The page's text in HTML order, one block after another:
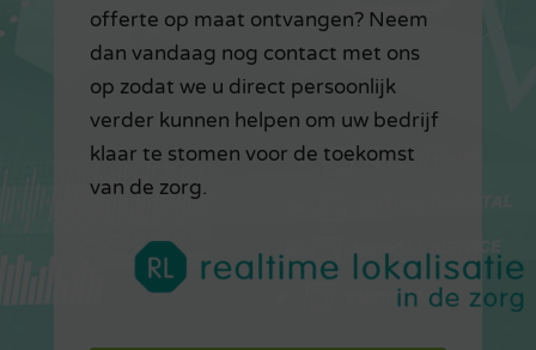
offerte op maat ontvangen? Neem
dan vandaag nog contact met ons
op zodat we u direct persoonlijk
verder kunnen helpen om uw bedrijf
klaar te stomen voor de toekomst
van de zorg.